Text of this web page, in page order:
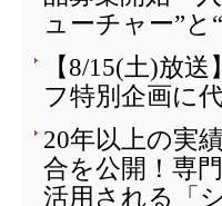
ューチャー”
【8/15(土)放
フ特別企画に
20年以上の実
合を公開！専
活用される「